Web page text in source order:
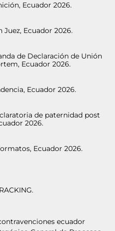
Ecuador 2026.
Ecuador 2026.
de Declaración de Unión
Ecuador 2026.
Ecuador 2026.
de paternidad post
2026.
Ecuador 2026.
ecuador